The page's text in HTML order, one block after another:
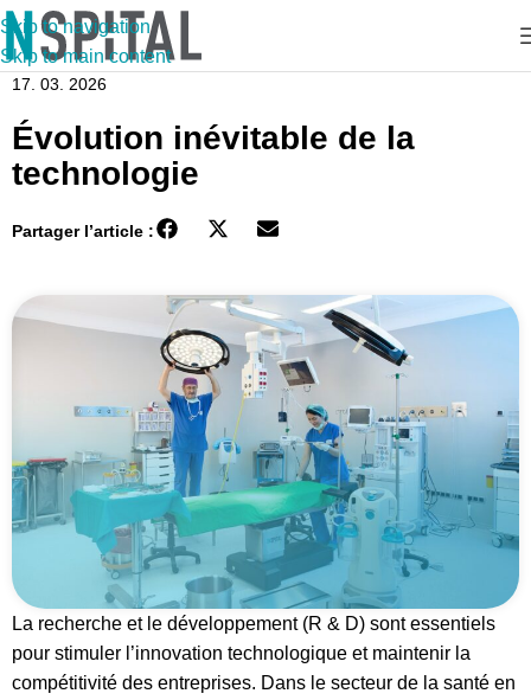
Skip to navigation
Skip to main content
17. 03. 2026
Évolution inévitable de la
technologie
Partager l’article :
La recherche et le développement (R & D) sont essentiels
pour stimuler l’innovation technologique et maintenir la
compétitivité des entreprises. Dans le secteur de la santé en